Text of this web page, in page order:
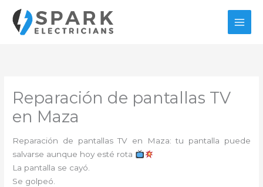
contenido
Reparación de pantallas TV
en Maza
Reparación de pantallas TV en Maza: tu pantalla puede
salvarse aunque hoy esté rota
La pantalla se cayó.
Se golpeó.